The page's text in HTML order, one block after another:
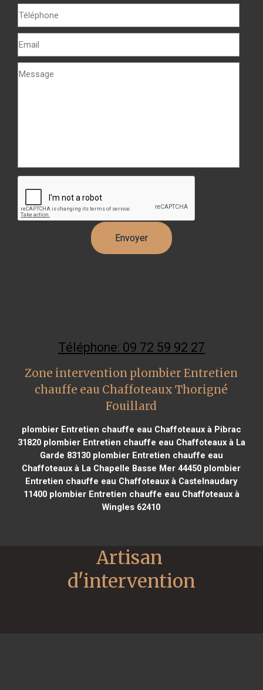
Téléphone: 09 72 59 92 27
Zone intervention plombier Entretien
chauffe eau Chaffoteaux Thorigné
Fouillard
plombier Entretien chauffe eau Chaffoteaux à Pibrac
31820plombier Entretien chauffe eau Chaffoteaux à La
Garde 83130plombier Entretien chauffe eau
Chaffoteaux à La Chapelle Basse Mer 44450 plombier
Entretien chauffe eau Chaffoteaux à Castelnaudary
11400plombier Entretien chauffe eau Chaffoteaux à
Wingles 62410
Artisan
d'intervention